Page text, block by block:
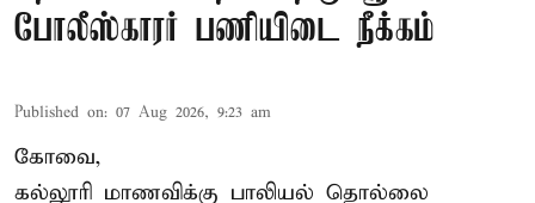
போலீஸ்காரர் பணியிடை நீக்கம்
Published on: 07 Aug 2026, 9:23 am
கோவை,
கல்லூரி மாணவிக்கு பாலியல் தொல்லை